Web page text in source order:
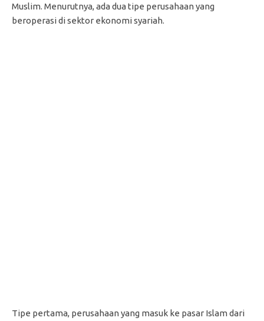
Muslim. Menurutnya, ada dua tipe perusahaan yang
beroperasi di sektor ekonomi syariah.
Tipe pertama, perusahaan yang masuk ke pasar Islam dari